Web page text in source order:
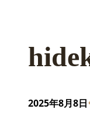
2025年8月8日